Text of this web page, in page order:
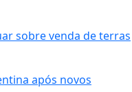
sobre venda de terras
após novos